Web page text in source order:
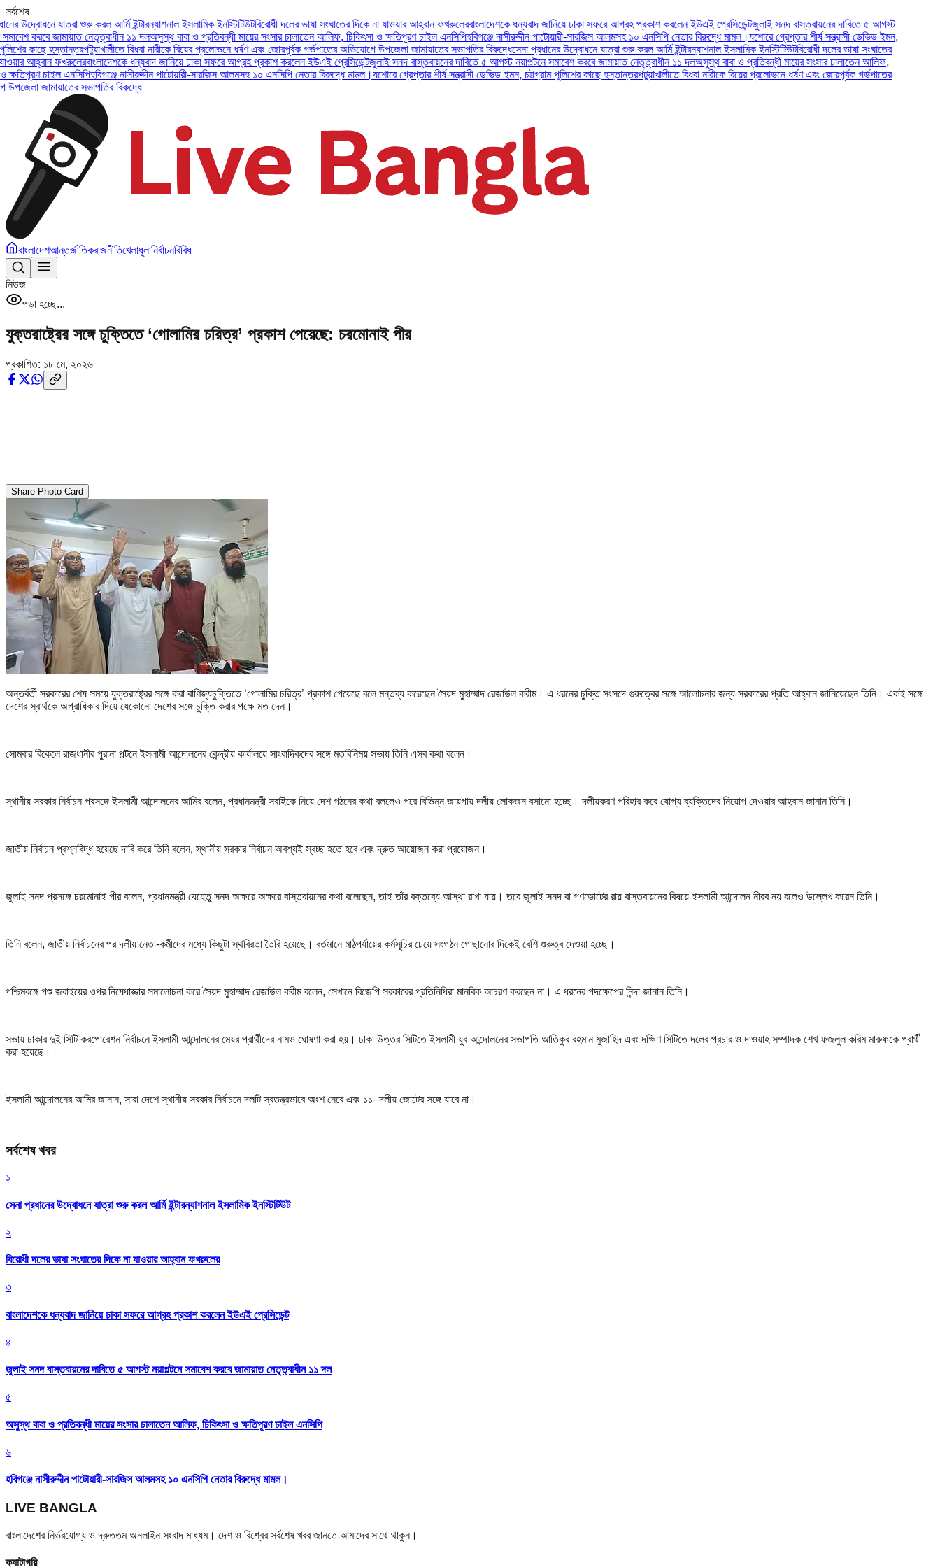
সর্বশেষ
যাত্রা শুরু করল আর্মি ইন্টারন্যাশনাল ইসলামিক ইনস্টিটিউটবিরোধী দলের ভাষা সংঘাতের দিকে না যাওয়ার আহ্বান ফখরুলেরবাংলাদেশকে ধন্যবাদ জানিয়ে ঢাকা সফরে আগ্রহ প্রকাশ করলেন ইউএই প্রেসিডেন্টজুলাই সনদ বাস্তবায়নের দাবিতে ৫ আগস্ট
জামায়াত নেতৃত্বাধীন ১১ দলঅসুস্থ বাবা ও প্রতিবন্ধী মায়ের সংসার চালাতেন আলিফ, চিকিৎসা ও ক্ষতিপূরণ চাইল এনসিপিহবিগঞ্জে নাসীরুদ্দীন পাটোয়ারী-সারজিস আলমসহ ১০ এনসিপি নেতার বিরুদ্ধে মামল।যশোরে গ্রেপ্তার শীর্ষ সন্ত্রাসী ডেভিড ইমন,
হস্তান্তরপটুয়াখালীতে বিধবা নারীকে বিয়ের প্রলোভনে ধর্ষণ এবং জোরপূর্বক গর্ভপাতের অভিযোগে উপজেলা জামায়াতের সভাপতির বিরুদ্ধেসেনা প্রধানের উদ্বোধনে যাত্রা শুরু করল আর্মি ইন্টারন্যাশনাল ইসলামিক ইনস্টিটিউটবিরোধী দলের ভাষা সংঘাতের
ফখরুলেরবাংলাদেশকে ধন্যবাদ জানিয়ে ঢাকা সফরে আগ্রহ প্রকাশ করলেন ইউএই প্রেসিডেন্টজুলাই সনদ বাস্তবায়নের দাবিতে ৫ আগস্ট নয়াপল্টনে সমাবেশ করবে জামায়াত নেতৃত্বাধীন ১১ দলঅসুস্থ বাবা ও প্রতিবন্ধী মায়ের সংসার চালাতেন আলিফ,
এনসিপিহবিগঞ্জে নাসীরুদ্দীন পাটোয়ারী-সারজিস আলমসহ ১০ এনসিপি নেতার বিরুদ্ধে মামল।যশোরে গ্রেপ্তার শীর্ষ সন্ত্রাসী ডেভিড ইমন, চট্টগ্রাম পুলিশের কাছে হস্তান্তরপটুয়াখালীতে বিধবা নারীকে বিয়ের প্রলোভনে ধর্ষণ এবং জোরপূর্বক গর্ভপাতের
সভাপতির বিরুদ্ধে
বাংলাদেশআন্তর্জাতিকরাজনীতিখেলাধুলানির্বাচনবিবিধ
নিউজ
পড়া হচ্ছে...
যুক্তরাষ্ট্রের সঙ্গে চুক্তিতে ‘গোলামির চরিত্র’ প্রকাশ পেয়েছে: চরমোনাই পীর
প্রকাশিত: ১৮ মে, ২০২৬
Share Photo Card
অন্তর্বর্তী সরকারের শেষ সময়ে যুক্তরাষ্ট্রের সঙ্গে করা বাণিজ্যচুক্তিতে ‘গোলামির চরিত্র’ প্রকাশ পেয়েছে বলে মন্তব্য করেছেন সৈয়দ মুহাম্মাদ রেজাউল করীম। এ ধরনের চুক্তি সংসদে গুরুত্বের সঙ্গে আলোচনার জন্য সরকারের প্রতি আহ্বান জানিয়েছেন তিনি। একই সঙ্গে
দেশের স্বার্থকে অগ্রাধিকার দিয়ে যেকোনো দেশের সঙ্গে চুক্তি করার পক্ষে মত দেন।
সোমবার বিকেলে রাজধানীর পুরানা পল্টনে ইসলামী আন্দোলনের কেন্দ্রীয় কার্যালয়ে সাংবাদিকদের সঙ্গে মতবিনিময় সভায় তিনি এসব কথা বলেন।
স্থানীয় সরকার নির্বাচন প্রসঙ্গে ইসলামী আন্দোলনের আমির বলেন, প্রধানমন্ত্রী সবাইকে নিয়ে দেশ গঠনের কথা বললেও পরে বিভিন্ন জায়গায় দলীয় লোকজন বসানো হচ্ছে। দলীয়করণ পরিহার করে যোগ্য ব্যক্তিদের নিয়োগ দেওয়ার আহ্বান জানান তিনি।
জাতীয় নির্বাচন প্রশ্নবিদ্ধ হয়েছে দাবি করে তিনি বলেন, স্থানীয় সরকার নির্বাচন অবশ্যই স্বচ্ছ হতে হবে এবং দ্রুত আয়োজন করা প্রয়োজন।
জুলাই সনদ প্রসঙ্গে চরমোনাই পীর বলেন, প্রধানমন্ত্রী যেহেতু সনদ অক্ষরে অক্ষরে বাস্তবায়নের কথা বলেছেন, তাই তাঁর বক্তব্যে আস্থা রাখা যায়। তবে জুলাই সনদ বা গণভোটের রায় বাস্তবায়নের বিষয়ে ইসলামী আন্দোলন নীরব নয় বলেও উল্লেখ করেন তিনি।
তিনি বলেন, জাতীয় নির্বাচনের পর দলীয় নেতা-কর্মীদের মধ্যে কিছুটা স্থবিরতা তৈরি হয়েছে। বর্তমানে মাঠপর্যায়ের কর্মসূচির চেয়ে সংগঠন গোছানোর দিকেই বেশি গুরুত্ব দেওয়া হচ্ছে।
পশ্চিমবঙ্গে পশু জবাইয়ের ওপর নিষেধাজ্ঞার সমালোচনা করে সৈয়দ মুহাম্মাদ রেজাউল করীম বলেন, সেখানে বিজেপি সরকারের প্রতিনিধিরা মানবিক আচরণ করছেন না। এ ধরনের পদক্ষেপের নিন্দা জানান তিনি।
সভায় ঢাকার দুই সিটি করপোরেশন নির্বাচনে ইসলামী আন্দোলনের মেয়র প্রার্থীদের নামও ঘোষণা করা হয়। ঢাকা উত্তর সিটিতে ইসলামী যুব আন্দোলনের সভাপতি আতিকুর রহমান মুজাহিদ এবং দক্ষিণ সিটিতে দলের প্রচার ও দাওয়াহ সম্পাদক শেখ ফজলুল করিম মারুফকে প্রার্থী
করা হয়েছে।
ইসলামী আন্দোলনের আমির জানান, সারা দেশে স্থানীয় সরকার নির্বাচনে দলটি স্বতন্ত্রভাবে অংশ নেবে এবং ১১–দলীয় জোটের সঙ্গে যাবে না।
সর্বশেষ খবর
১
সেনা প্রধানের উদ্বোধনে যাত্রা শুরু করল আর্মি ইন্টারন্যাশনাল ইসলামিক ইনস্টিটিউট
২
বিরোধী দলের ভাষা সংঘাতের দিকে না যাওয়ার আহ্বান ফখরুলের
৩
বাংলাদেশকে ধন্যবাদ জানিয়ে ঢাকা সফরে আগ্রহ প্রকাশ করলেন ইউএই প্রেসিডেন্ট
৪
জুলাই সনদ বাস্তবায়নের দাবিতে ৫ আগস্ট নয়াপল্টনে সমাবেশ করবে জামায়াত নেতৃত্বাধীন ১১ দল
৫
অসুস্থ বাবা ও প্রতিবন্ধী মায়ের সংসার চালাতেন আলিফ, চিকিৎসা ও ক্ষতিপূরণ চাইল এনসিপি
৬
হবিগঞ্জে নাসীরুদ্দীন পাটোয়ারী-সারজিস আলমসহ ১০ এনসিপি নেতার বিরুদ্ধে মামল।
LIVE BANGLA
বাংলাদেশের নির্ভরযোগ্য ও দ্রুততম অনলাইন সংবাদ মাধ্যম। দেশ ও বিশ্বের সর্বশেষ খবর জানতে আমাদের সাথে থাকুন।
ক্যাটাগরি